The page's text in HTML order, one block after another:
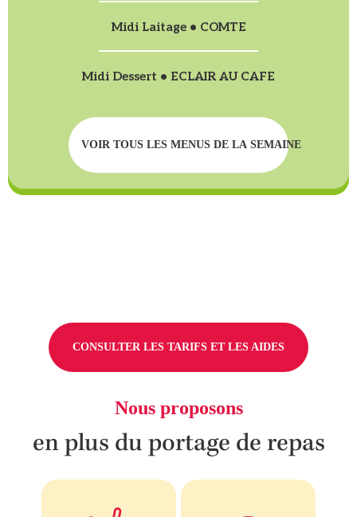
Midi Laitage • COMTE
Midi Dessert • ECLAIR AU CAFE
VOIR TOUS LES MENUS DE LA SEMAINE
CONSULTER LES TARIFS ET LES AIDES
Nous proposons
en plus du portage de repas